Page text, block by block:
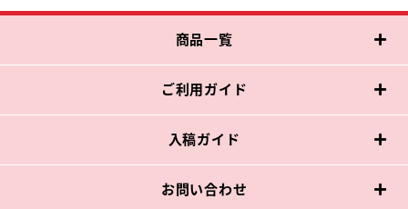
商品一覧
ご利用ガイド
入稿ガイド
お問い合わせ